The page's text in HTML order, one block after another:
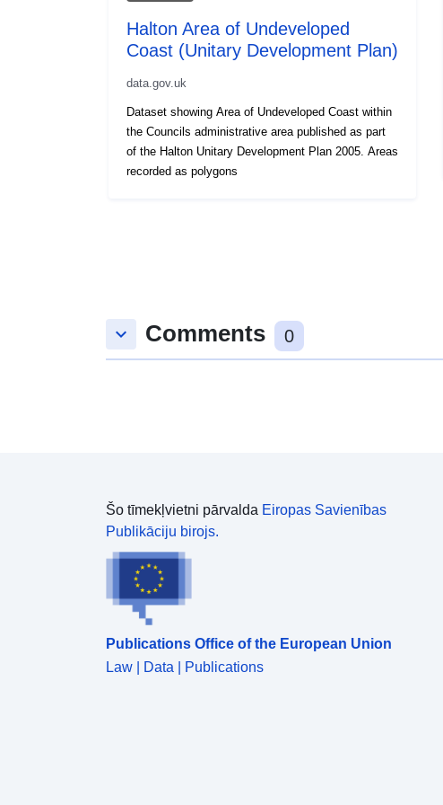
Halton Area of Undeveloped
Coast (Unitary Development Plan)
data.gov.uk
Dataset showing Area of Undeveloped Coast within
the Councils administrative area published as part
of the Halton Unitary Development Plan 2005. Areas
recorded as polygons
keyboard_arrow_down Comments 0
Šo tīmekļvietni pārvalda Eiropas Savienības
Publikāciju birojs.
Publications Office of the European Union
Law | Data | Publications